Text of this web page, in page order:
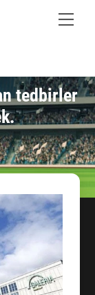
tedbirler